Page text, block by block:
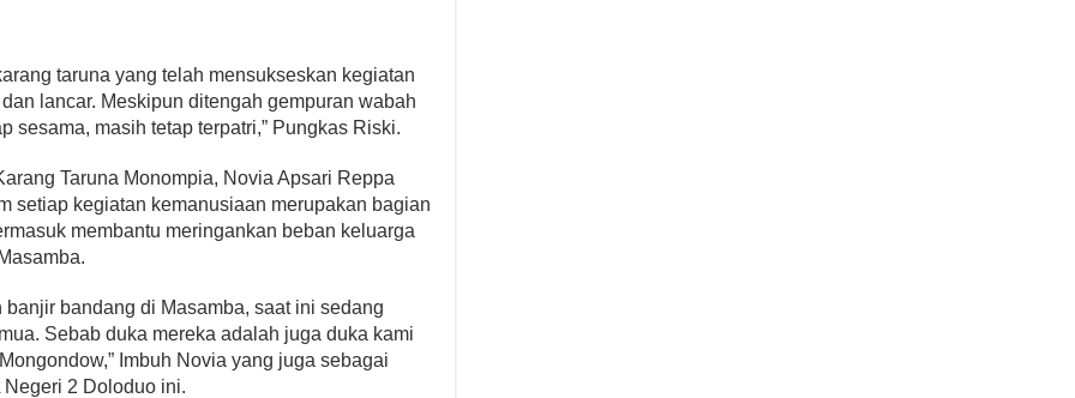
taruna yang telah mensukseskan kegiatan
lancar. Meskipun ditengah gempuran wabah
sesama, masih tetap terpatri,” Pungkas Riski.
Taruna Monompia, Novia Apsari Reppa
setiap kegiatan kemanusiaan merupakan bagian
membantu meringankan beban keluarga
bandang di Masamba, saat ini sedang
Sebab duka mereka adalah juga duka kami
Imbuh Novia yang juga sebagai
2 Doloduo ini.